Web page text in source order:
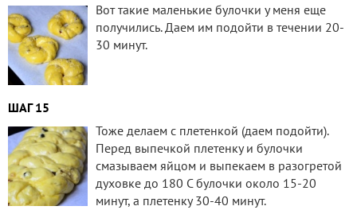
Вот такие маленькие булочки у меня еще
получились. Даем им подойти в течении 20-
30 минут.
ШАГ 15
Тоже делаем с плетенкой (даем подойти).
Перед выпечкой плетенку и булочки
смазываем яйцом и выпекаем в разогретой
духовке до 180 С булочки около 15-20
минут, а плетенку 30-40 минут.